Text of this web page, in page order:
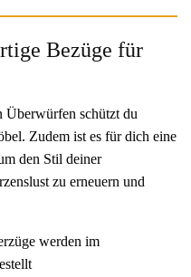
Bezüge für
Überwürfen schützt du
Zudem ist es für dich eine
den Stil deiner
zu erneuern und
werden im